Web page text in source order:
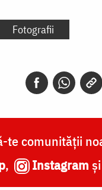
Fotografii
te comunității
, Instagram și